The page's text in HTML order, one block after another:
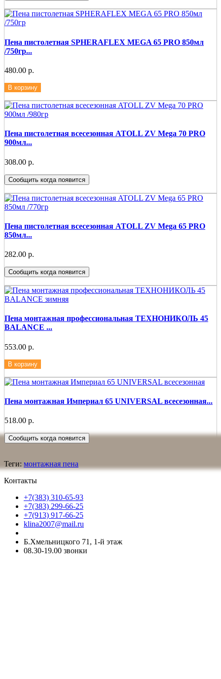
Пена пистолетная SPHERAFLEX MEGA 65 PRO 850мл
/750гр...
480.00 р.
В корзину
Пена пистолетная всесезонная ATOLL ZV Mega 70 PRO
900мл...
308.00 р.
Сообщить когда появится
Пена пистолетная всесезонная ATOLL ZV Mega 65 PRO
850мл...
282.00 р.
Сообщить когда появится
Пена монтажная профессиональная ТЕХНОНИКОЛЬ 45
BALANCE ...
553.00 р.
В корзину
Пена монтажная Империал 65 UNIVERSAL всесезонная...
518.00 р.
Сообщить когда появится
Теги: монтажная пена
Контакты
+7(383) 310-65-93
+7(383) 299-66-25
+7(913) 917-66-25
klina2007@mail.ru
Б.Хмельницкого 71, 1-й этаж
08.30-19.00 звонки